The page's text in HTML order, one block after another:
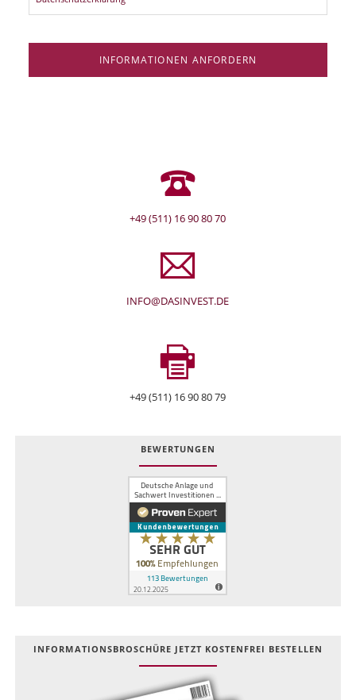
INFORMATIONEN ANFORDERN
+49 (511) 16 90 80 70
INFO@DASINVEST.DE
+49 (511) 16 90 80 79
BEWERTUNGEN
INFOR­MATIONS­BROSCHÜRE JETZT KOSTEN­FREI BESTELLEN